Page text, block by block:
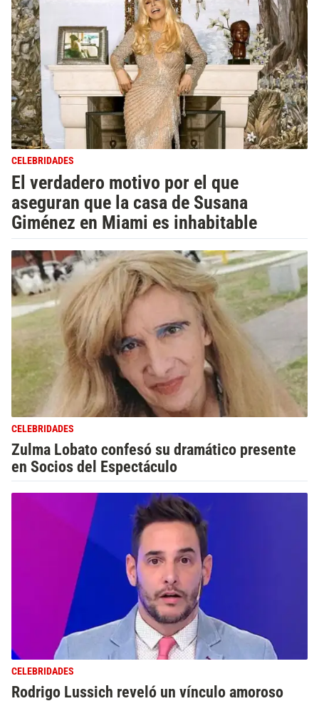
CELEBRIDADES
El verdadero motivo por el que
aseguran que la casa de Susana
Giménez en Miami es inhabitable
CELEBRIDADES
Zulma Lobato confesó su dramático presente
en Socios del Espectáculo
CELEBRIDADES
Rodrigo Lussich reveló un vínculo amoroso